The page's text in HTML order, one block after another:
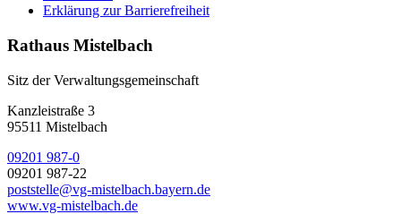
Erklärung zur Barrierefreiheit
Rathaus Mistelbach
Sitz der Verwaltungsgemeinschaft
Kanzleistraße 3
95511 Mistelbach
09201 987-0
09201 987-22
poststelle@vg-mistelbach.bayern.de
www.vg-mistelbach.de